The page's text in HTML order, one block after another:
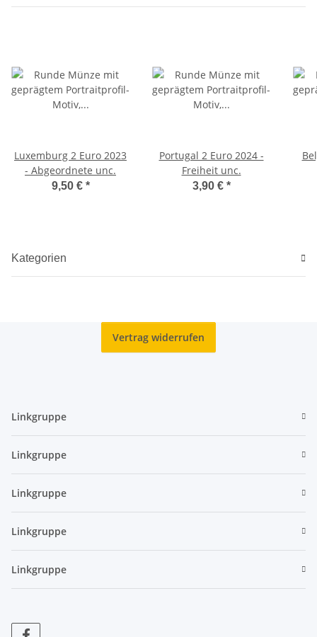
Luxemburg 2 Euro 2023
- Abgeordnete unc.
9,50 € *
Portugal 2 Euro 2024 -
Freiheit unc.
3,90 € *
Kategorien
Vertrag widerrufen
Linkgruppe
Linkgruppe
Linkgruppe
Linkgruppe
Linkgruppe